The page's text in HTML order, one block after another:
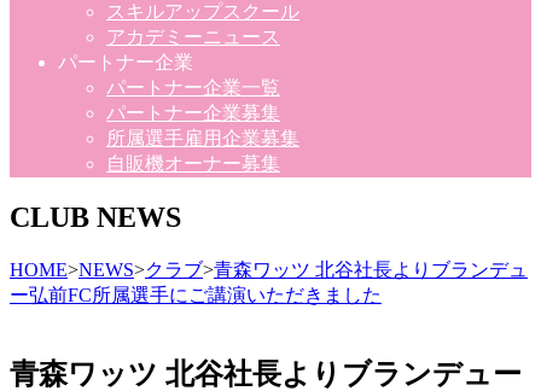
スキルアップスクール
アカデミーニュース
パートナー企業
パートナー企業一覧
パートナー企業募集
所属選手雇用企業募集
自販機オーナー募集
CLUB NEWS
HOME>NEWS>クラブ>青森ワッツ 北谷社長よりブランデュ
ー弘前FC所属選手にご講演いただきました
青森ワッツ 北谷社長よりブランデュー